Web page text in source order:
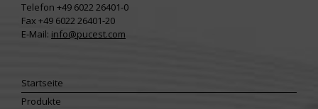
Telefon +49 6022 26401-0
Fax +49 6022 26401-20
E-Mail: info@pucest.com
Startseite
Produkte